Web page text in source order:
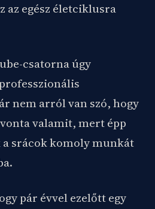
az egész életciklusra
csatorna úgy
nem arról van szó, hogy
valamit, mert épp
a srácok komoly munkát
pár évvel ezelőtt egy